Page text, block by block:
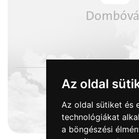
Az oldal
Az oldal sütiket és
technológiákat
a böngészési
2026-08-08
László napja